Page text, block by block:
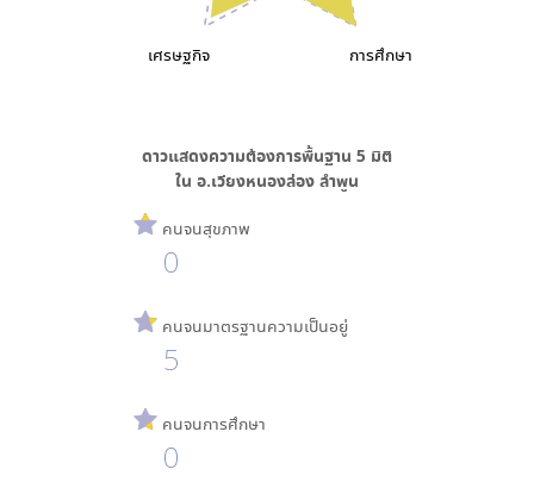
การศึกษา
เศรษฐกิจ
ดาวแสดงความต้องการพื้นฐาน 5 มิติ
ใน อ.เวียงหนองล่อง ลำพูน
คนจนสุขภาพ
0
คนจนมาตรฐานความเป็นอยู่
5
คนจนการศึกษา
0